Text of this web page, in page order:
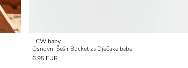
LCW baby
Osnovni Šešir Bucket za Dječake bebe
6.95 EUR